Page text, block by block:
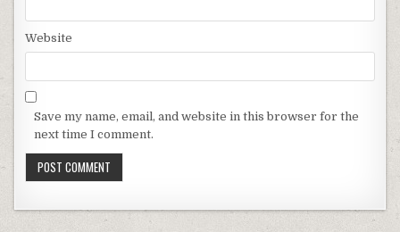
Website
Save my name, email, and website in this browser for the
next time I comment.